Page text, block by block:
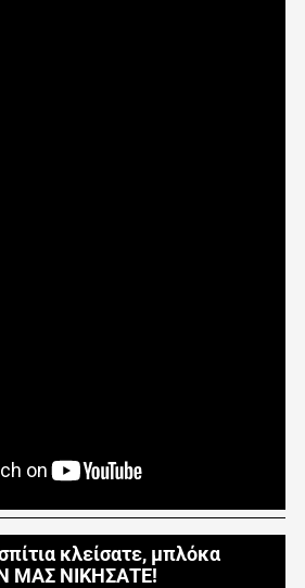
κλείσατε, μπλόκα
ΜΑΣ ΝΙΚΗΣΑΤΕ!